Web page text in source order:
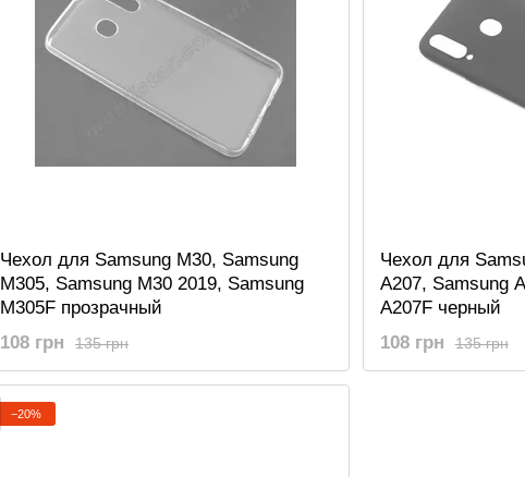
Чехол для Samsung M30, Samsung
M305, Samsung M30 2019, Samsung
M305F прозрачный
135 грн
108 грн
Чехол для
A207, Samsung
A207F черный
135 грн
108 грн
−20%